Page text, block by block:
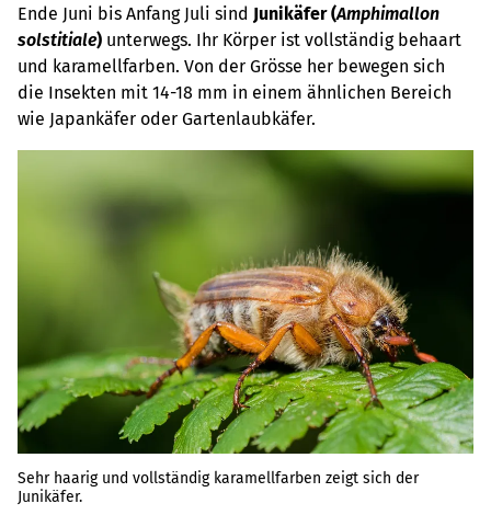
Ende Juni bis Anfang Juli sind Junikäfer (Amphimallon
solstitiale) unterwegs. Ihr Körper ist vollständig behaart
und karamellfarben. Von der Grösse her bewegen sich
die Insekten mit 14-18 mm in einem ähnlichen Bereich
wie Japankäfer oder Gartenlaubkäfer.
Sehr haarig und vollständig karamellfarben zeigt sich der
Junikäfer.